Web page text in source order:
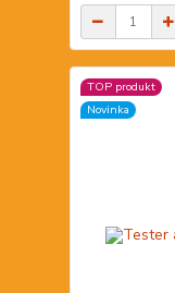
TOP produkt
Novinka